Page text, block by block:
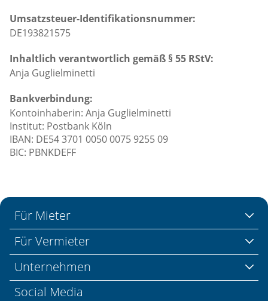
Umsatzsteuer-Identifikationsnummer:
DE193821575
Inhaltlich verantwortlich gemäß § 55 RStV:
Anja Guglielminetti
Bankverbindung:
Kontoinhaberin: Anja Guglielminetti
Institut: Postbank Köln
IBAN: DE54 3701 0050 0075 9255 09
BIC: PBNKDEFF
Für Mieter
Für Vermieter
Unternehmen
Social Media